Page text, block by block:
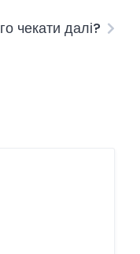
чекати далі?